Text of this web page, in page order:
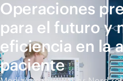
Operaciones
para el futuro y
eficiencia en la
paciente